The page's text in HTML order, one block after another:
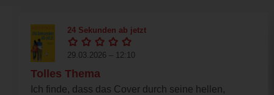
24 Sekunden ab jetzt
29.03.2026 – 12:10
Tolles Thema
Ich finde, dass das Cover durch seine hellen,